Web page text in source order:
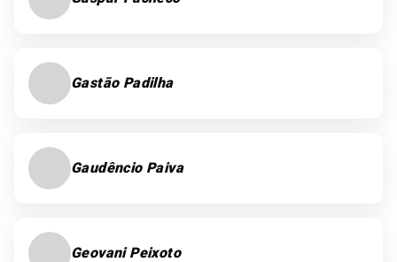
Gastão Padilha
Gaudêncio Paiva
Geovani Peixoto